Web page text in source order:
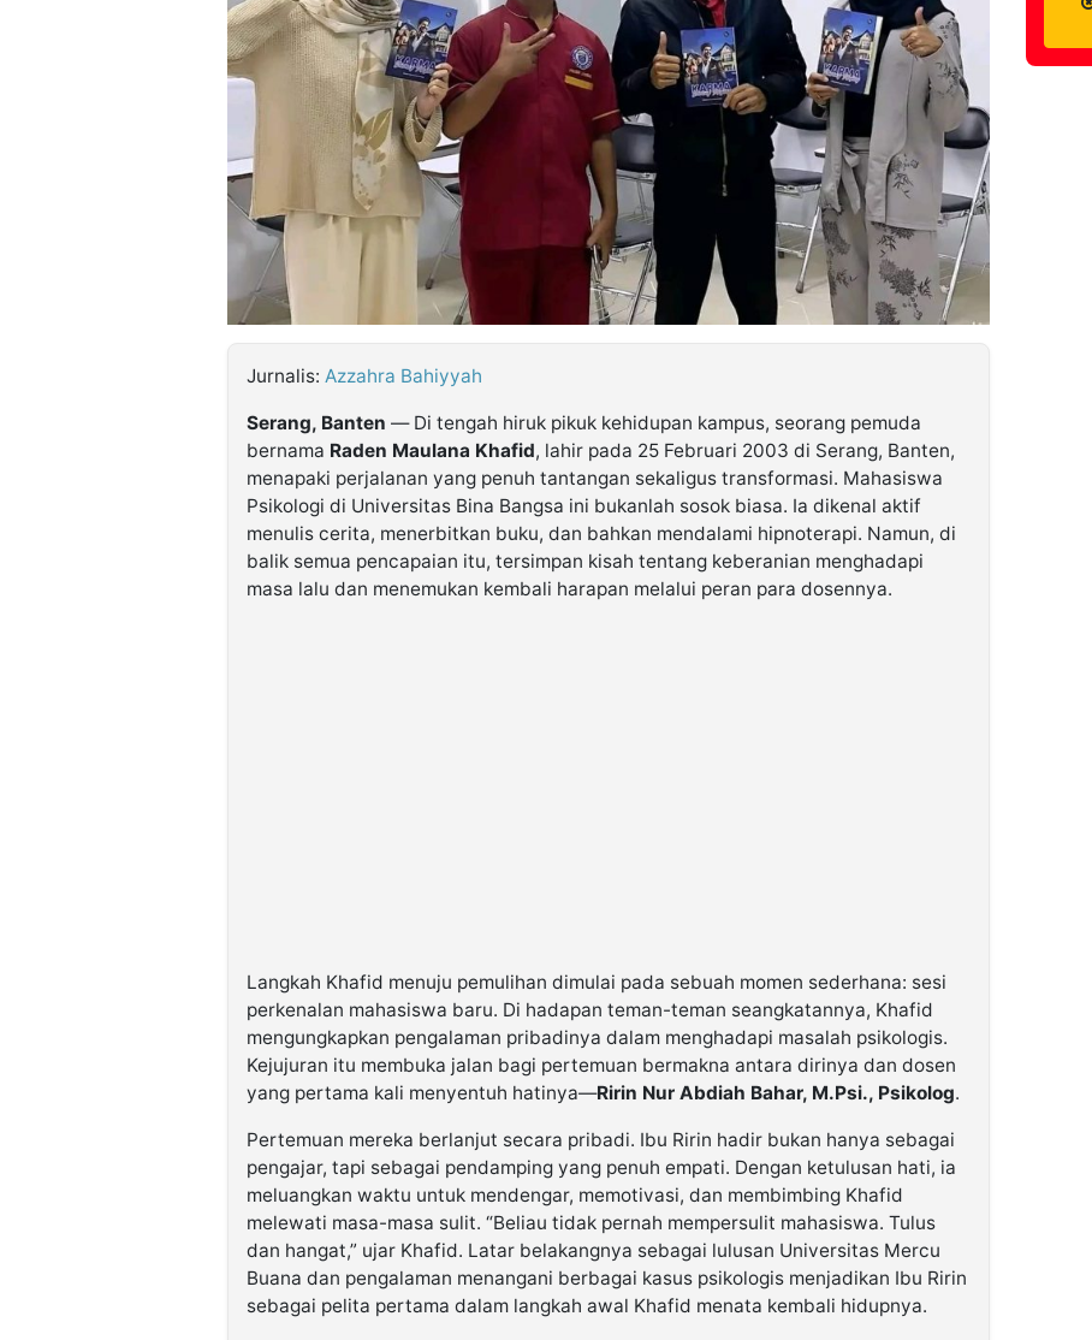
Jurnalis: Azzahra Bahiyyah
Serang, Banten — Di tengah hiruk pikuk kehidupan kampus, seorang pemuda
bernama Raden Maulana Khafid, lahir pada 25 Februari 2003 di Serang, Banten,
menapaki perjalanan yang penuh tantangan sekaligus transformasi. Mahasiswa
Psikologi di Universitas Bina Bangsa ini bukanlah sosok biasa. Ia dikenal aktif
menulis cerita, menerbitkan buku, dan bahkan mendalami hipnoterapi. Namun, di
balik semua pencapaian itu, tersimpan kisah tentang keberanian menghadapi
masa lalu dan menemukan kembali harapan melalui peran para dosennya.
Langkah Khafid menuju pemulihan dimulai pada sebuah momen sederhana: sesi
perkenalan mahasiswa baru. Di hadapan teman-teman seangkatannya, Khafid
mengungkapkan pengalaman pribadinya dalam menghadapi masalah psikologis.
Kejujuran itu membuka jalan bagi pertemuan bermakna antara dirinya dan dosen
yang pertama kali menyentuh hatinya—Ririn Nur Abdiah Bahar, M.Psi., Psikolog.
Pertemuan mereka berlanjut secara pribadi. Ibu Ririn hadir bukan hanya sebagai
pengajar, tapi sebagai pendamping yang penuh empati. Dengan ketulusan hati, ia
meluangkan waktu untuk mendengar, memotivasi, dan membimbing Khafid
melewati masa-masa sulit. “Beliau tidak pernah mempersulit mahasiswa. Tulus
dan hangat,” ujar Khafid. Latar belakangnya sebagai lulusan Universitas Mercu
Buana dan pengalaman menangani berbagai kasus psikologis menjadikan Ibu Ririn
sebagai pelita pertama dalam langkah awal Khafid menata kembali hidupnya.